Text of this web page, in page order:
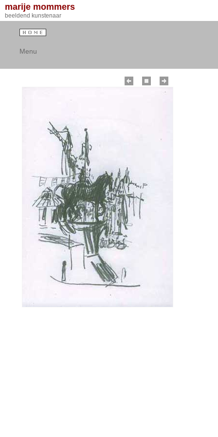
marije mommers
beeldend kunstenaar
Menu